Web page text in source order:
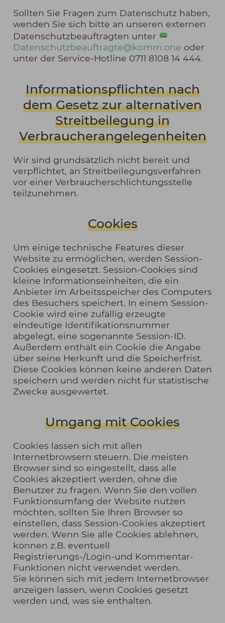
Sollten Sie Fragen zum Datenschutz haben,
wenden Sie sich bitte an unseren externen
Datenschutzbeauftragten unter
Datenschutzbeauftragte@komm.one oder
unter der Service-Hotline 0711 8108 14 444.
Informationspflichten nach
dem Gesetz zur alternativen
Streitbeilegung in
Verbraucherangelegenheiten
Wir sind grundsätzlich nicht bereit und
verpflichtet, an Streitbeilegungsverfahren
vor einer Verbraucherschlichtungsstelle
teilzunehmen.
Cookies
Um einige technische Features dieser
Website zu ermöglichen, werden Session-
Cookies eingesetzt. Session-Cookies sind
kleine Informationseinheiten, die ein
Anbieter im Arbeitsspeicher des Computers
des Besuchers speichert. In einem Session-
Cookie wird eine zufällig erzeugte
eindeutige Identifikationsnummer
abgelegt, eine sogenannte Session-ID.
Außerdem enthält ein Cookie die Angabe
über seine Herkunft und die Speicherfrist.
Diese Cookies können keine anderen Daten
speichern und werden nicht für statistische
Zwecke ausgewertet.
Umgang mit Cookies
Cookies lassen sich mit allen
Internetbrowsern steuern. Die meisten
Browser sind so eingestellt, dass alle
Cookies akzeptiert werden, ohne die
Benutzer zu fragen. Wenn Sie den vollen
Funktionsumfang der Website nutzen
möchten, sollten Sie Ihren Browser so
einstellen, dass Session-Cookies akzeptiert
werden. Wenn Sie alle Cookies ablehnen,
können z.B. eventuell
Registrierungs-/Login-und Kommentar-
Funktionen nicht verwendet werden.
Sie können sich mit jedem Internetbrowser
anzeigen lassen, wenn Cookies gesetzt
werden und, was sie enthalten.